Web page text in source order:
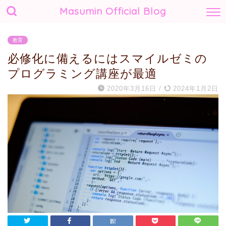
Masumin Official Blog
教育
必修化に備えるにはスマイルゼミの
プログラミング講座が最適
2020年3月16日 / 2024年1月2日